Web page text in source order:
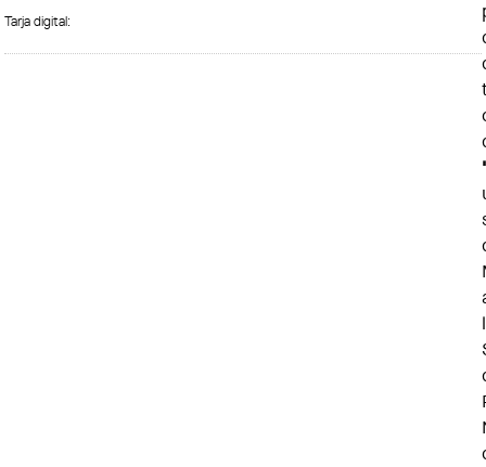
Tarja digital: